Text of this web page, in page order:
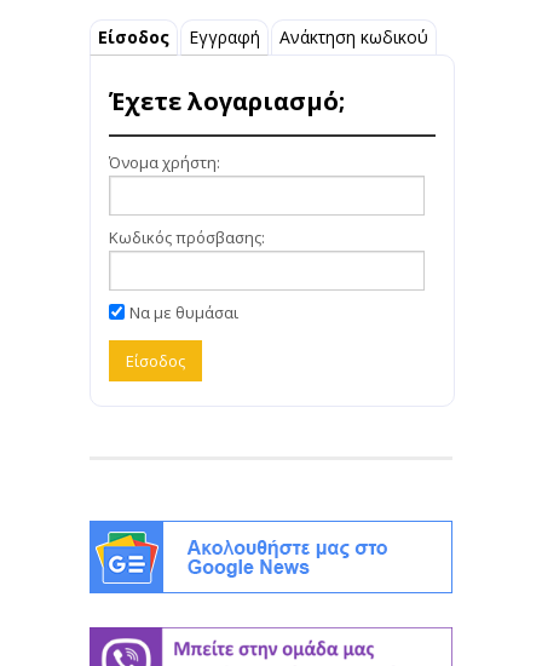
Είσοδος Εγγραφή Ανάκτηση κωδικού
Έχετε λογαριασμό;
Όνομα χρήστη:
Κωδικός πρόσβασης:
Να με θυμάσαι